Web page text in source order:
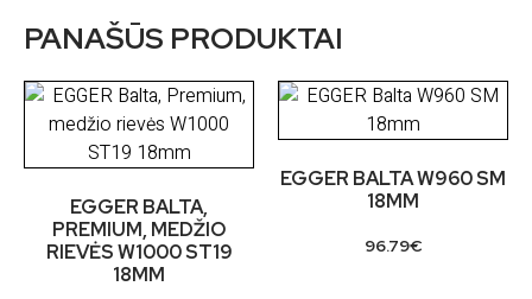
PANAŠŪS PRODUKTAI
EGGER BALTA,
PREMIUM, MEDŽIO
RIEVĖS W1000 ST19
18MM
EGGER BALTA W960 SM
18MM
96.79€